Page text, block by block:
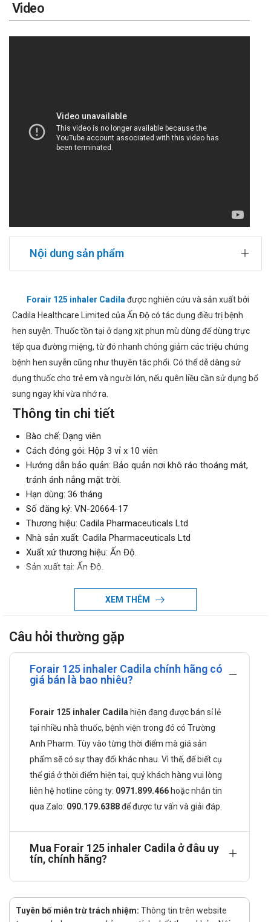
Video
Nội dung sản phẩm
Forair 125 inhaler Cadila được nghiên cứu và sản xuất bởi
Cadila Healthcare Limited của Ấn Độ có tác dụng điều trị bệnh
hen suyễn. Thuốc tồn tại ở dạng xịt phun mù dùng để dùng trực
tếp qua đường miệng, từ đó nhanh chóng giảm các triệu chứng
bệnh hen suyễn cũng như thuyên tắc phổi. Có thể dễ dàng sử
dụng thuốc cho trẻ em và người lớn, nếu quên liều cần sử dụng bổ
sung ngay khi vừa nhớ ra.
Thông tin chi tiết
Bào chế: Dạng viên
Cách đóng gói: Hộp 3 vỉ x 10 viên
Hướng dẫn bảo quản: Bảo quản nơi khô ráo thoáng mát,
tránh ánh nắng mặt trời.
Hạn dùng: 36 tháng
Số đăng ký: VN-20664-17
Thương hiệu: Cadila Pharmaceuticals Ltd
Nhà sản xuất: Cadila Pharmaceuticals Ltd
Xuất xứ thương hiệu: Ấn Độ.
Sản xuất tại: Ấn Độ.
Thành phần của Forair 125 inhaler Cadila
Fluticasone propionate : 125 pg
Tá dược vừa đủ
Công dụng của Forair 125 inhaler Cadila
Điều trị các triệu chứng cho người mắc bệnh tắc nghẽn
phổi mạn tính: viêm phế quản mạn tính, khí phế thủng.
Cách dùng Forair 125 inhaler Cadila như
thế nào?
Được sử dụng bằng đường hít
Liều dùng Forair 125 inhaler Cadila được
Liều dùng dành cho trẻ em trên 12 tuổi: ngày xịt 2 lần
Liều dùng dành cho người lớn: ngày xịt 2 lần
Thời gian điều trị được khuyến cáo
XEM THÊM
Câu hỏi thường gặp
Forair 125 inhaler Cadila chính hãng có
giá bán là bao nhiêu?
Forair 125 inhaler Cadila hiện đang được bán sỉ lẻ
tại nhiều nhà thuốc, bệnh viện trong đó có Trường
Anh Pharm. Tùy vào từng thời điểm mà giá sản
phẩm sẽ có sự thay đổi khác nhau. Vì thế, để biết cụ
thể giá ở thời điểm hiện tại, quý khách hàng vui lòng
liên hệ hotline công ty: 0971.899.466 hoặc nhắn tin
qua Zalo: 090.179.6388để được tư vấn và giải đáp.
Mua Forair 125 inhaler Cadila ở đâu uy
tín, chính hãng?
Tuyên bố miễn trừ trách nhiệm: Thông tin trên website